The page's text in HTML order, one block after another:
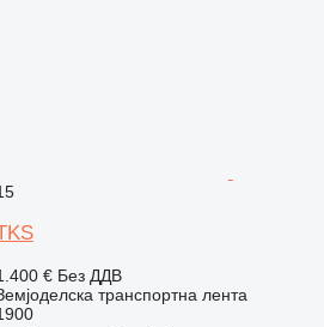
€ Без ДДВ
транспортна лента